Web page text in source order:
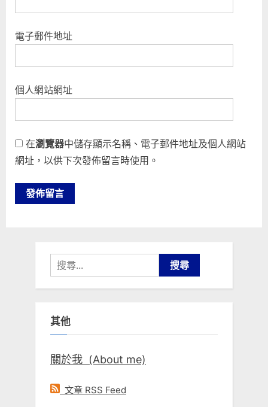
電子郵件地址
個人網站網址
在瀏覽器中儲存顯示名稱、電子郵件地址及個人網站
網址，以供下次發佈留言時使用。
搜
尋
關
字:
其他
關於我 (About me)
文章 RSS Feed